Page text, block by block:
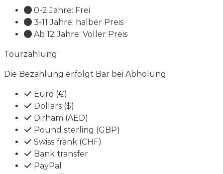
0-2 Jahre: Frei
3-11 Jahre: halber Preis
Ab 12 Jahre: Voller Preis
Tourzahlung:
Die Bezahlung erfolgt Bar bei Abholung
Euro (€)
Dollars ($)
Dirham (AED)
Pound sterling (GBP)
Swiss frank (CHF)
Bank transfer
PayPal